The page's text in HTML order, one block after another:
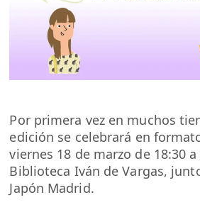
Por primera vez en muchos
edición se celebrará en
viernes 18 de marzo de 18:30
Biblioteca Iván de Vargas,
Japón Madrid.